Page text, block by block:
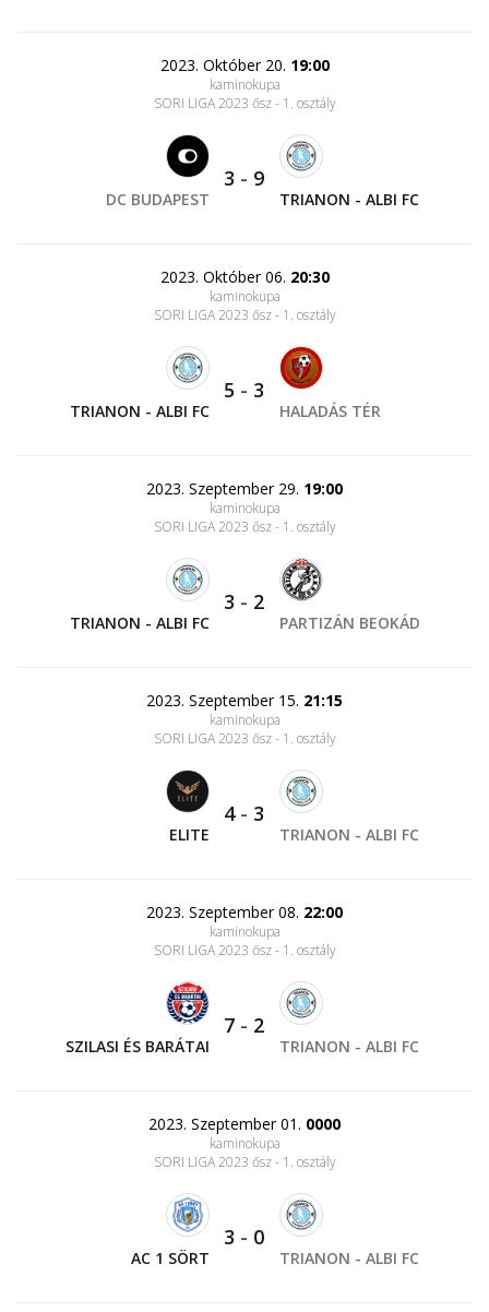
2023. Október 20. 19:00
kaminokupa
SORI LIGA 2023 ősz - 1. osztály
DC BUDAPEST
3 - 9
TRIANON - ALBI FC
2023. Október 06. 20:30
kaminokupa
SORI LIGA 2023 ősz - 1. osztály
TRIANON - ALBI FC
5 - 3
HALADÁS TÉR
2023. Szeptember 29. 19:00
kaminokupa
SORI LIGA 2023 ősz - 1. osztály
TRIANON - ALBI FC
3 - 2
PARTIZÁN BEOKÁD
2023. Szeptember 15. 21:15
kaminokupa
SORI LIGA 2023 ősz - 1. osztály
ELITE
4- 3
TRIANON - ALBI FC
2023. Szeptember 08. 22:00
kaminokupa
SORI LIGA 2023 ősz - 1. osztály
SZILASI ÉS BARÁTAI
7 - 2
TRIANON - ALBI FC
2023. Szeptember 01. 0000
kaminokupa
SORI LIGA 2023 ősz - 1. osztály
AC 1 SÖRT
3 - 0
TRIANON - ALBI FC